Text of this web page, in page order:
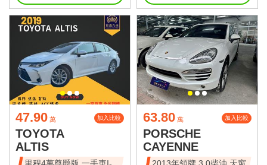
47.90 萬 加入比較
TOYOTA
ALTIS
63.80 萬 加入比較
PORSCHE
CAYENNE